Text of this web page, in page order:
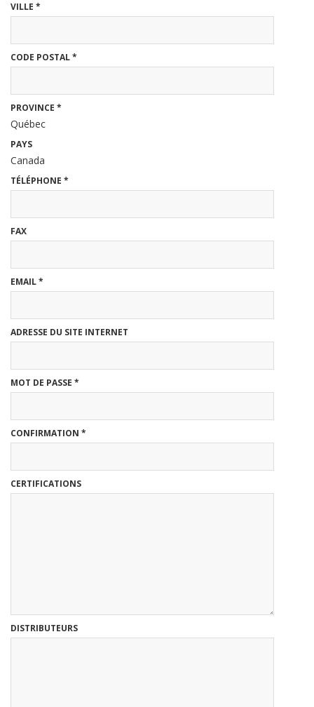
VILLE *
CODE POSTAL*
PROVINCE *
Québec
PAYS
Canada
TÉLÉPHONE *
FAX
EMAIL*
ADRESSE DU SITE INTERNET
MOT DE PASSE *
CONFIRMATION *
CERTIFICATIONS
DISTRIBUTEURS